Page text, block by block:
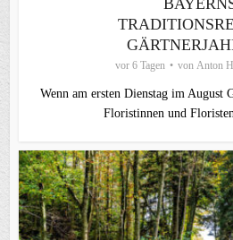
vor 6 Tagen von Anton
Wenn am ersten Dienstag im August
Floristinnen und